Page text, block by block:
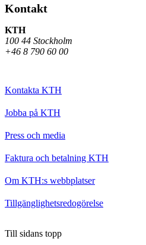
Kontakt
KTH
100 44 Stockholm
+46 8 790 60 00
Kontakta KTH
Jobba på KTH
Press och media
Faktura och betalning KTH
Om KTH:s webbplatser
Tillgänglighetsredogörelse
Till sidans topp